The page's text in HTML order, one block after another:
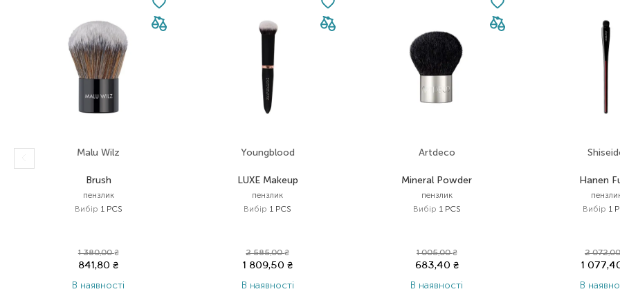
Malu Wilz
Brush
пензлик
Вибір 1 PCS
1 380,00₴
841,80₴
В наявності
Youngblood
LUXE Makeup
пензлик
Вибір 1 PCS
2 585,00₴
1 809,50 ₴
В наявності
Artdeco
Mineral Powder
пензлик
Вибір 1 PCS
1 005,00₴
683,40 ₴
В наявності
Hanen
Вибір 1
2
1
В